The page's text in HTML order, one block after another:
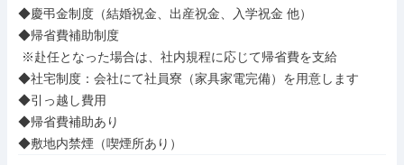
◆慶弔金制度（結婚祝金、出産祝金、入学祝金 他）
◆帰省費補助制度
◆社宅制度：会社にて社員寮（家具家電完備）を用意します
◆引っ越し費用
◆帰省費補助あり
◆敷地内禁煙（喫煙所あり）